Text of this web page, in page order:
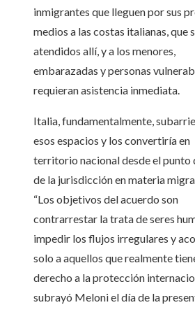
inmigrantes que lleguen por sus
medios a las costas italianas, que
atendidos allí, y a los menores,
embarazadas y personas
requieran asistencia inmediata.
Italia, fundamentalmente,
esos espacios y los convertiría en
territorio nacional desde el punto
de la jurisdicción en materia
“Los objetivos del acuerdo son
contrarrestar la trata de seres
impedir los flujos irregulares y
solo a aquellos que realmente
derecho a la protección
subrayó Meloni el día de la